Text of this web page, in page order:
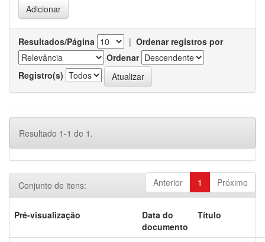
Resultados/Página | Ordenar registros por
Ordenar
Registro(s)
Resultado 1-1 de 1.
Anterior 1 Próximo
Conjunto de itens:
Pré-visualização
Data do
documento
Título